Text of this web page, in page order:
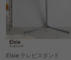
Elsie テレビスタンド